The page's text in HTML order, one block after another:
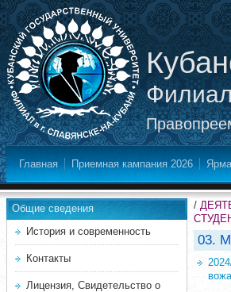
Главная Приемная кампания 2026
Общие сведения
История и современность
Контакты
Лицензия, Свидетельство о
/
03.